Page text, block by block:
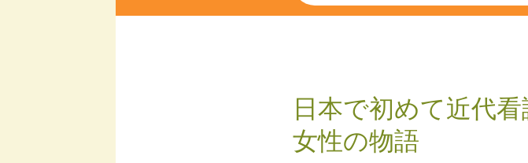
日本で初めて近代
女性の物語